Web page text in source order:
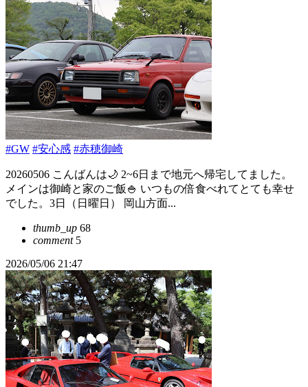
#GW #安心感 #赤穂御崎
20260506 こんばんは🌙 2~6日まで地元へ帰宅してました。
メインは御崎と家のご飯🍚 いつもの倍食べれてとても幸せ
でした。3日（日曜日） 岡山方面...
thumb_up 68
comment5
2026/05/06 21:47